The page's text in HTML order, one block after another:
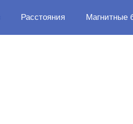
Расстояния Магнитные